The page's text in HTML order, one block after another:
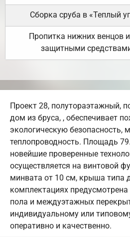
Сборка сруба в «Теплый
Пропитка нижних венцов
защитными
Проект 28, полутораэтажный,
дом из бруса, , обеспечивает
экологическую безопасность,
теплопроводность. Площадь
новейшие проверенные
осуществляется на винтовой
минвата от 10 см, крыша типа
комплектациях
пола и междуэтажных
индивидуальному или
оперативно и качественно.